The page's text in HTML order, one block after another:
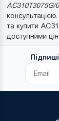
AC310T3075G/
та купити
доступними